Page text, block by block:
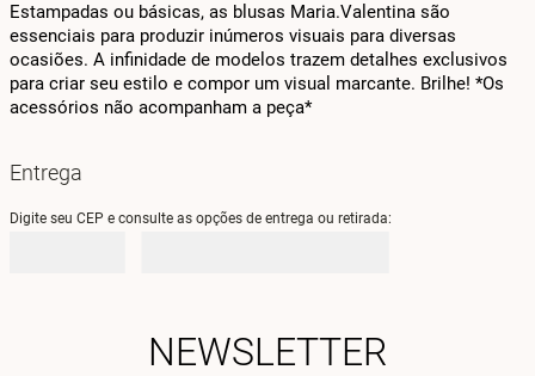
Estampadas ou básicas, as blusas Maria.Valentina são
essenciais para produzir inúmeros visuais para diversas
ocasiões. A infinidade de modelos trazem detalhes exclusivos
para criar seu estilo e compor um visual marcante. Brilhe! *Os
acessórios não acompanham a peça*
Entrega
Digite seu CEP e consulte as opções de entrega ou retirada:
NEWSLETTER